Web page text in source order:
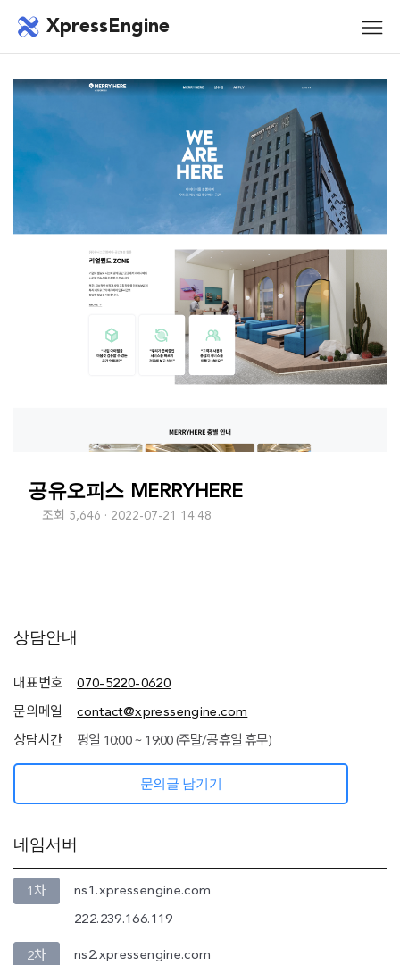
XpressEngine
모바
공유오피스 MERRYHERE
조회 5,646 2022-07-21 14:48
추가
정보
네임서버
정보)
상담안내
대표번호 070-5220-0620
문의메일 contact@xpressengine.com
상담시간 평일 10:00 ~ 19:00 (주말/공휴일 휴무)
문의글 남기기
네임서버
1차 ns1.xpressengine.com
222.239.166.119
2차 ns2.xpressengine.com